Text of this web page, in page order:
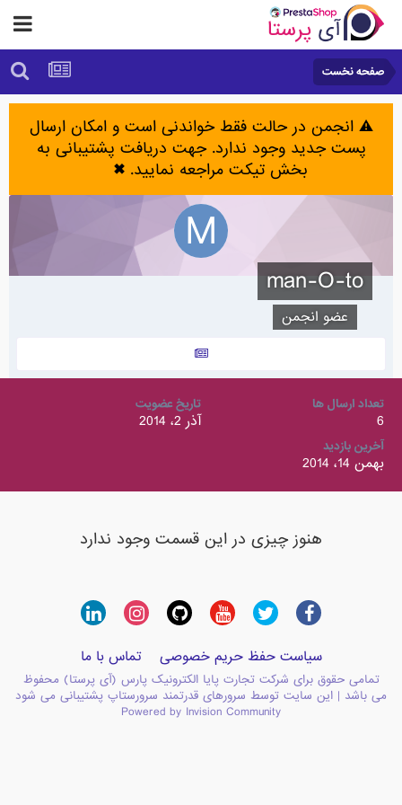
صفحه نخست
⚠️ انجمن در حالت فقط خواندنی است و امکان ارسال
پست جدید وجود ندارد. جهت دریافت پشتیبانی به
بخش تیکت مراجعه نمایید.✖
man-O-to
عضو انجمن
تعداد ارسال ها
6
تاریخ عضویت
آذر 2، 2014
آخرین بازدید
بهمن 14، 2014
هنوز چیزی در این قسمت وجود ندارد
سیاست حفظ حریم خصوصی تماس با ما
تمامی حقوق برای شرکت تجارت پایا الکترونیک پارس (آی پرستا) محفوظ
می باشد | این سایت توسط سرورهای قدرتمند سرورستاپ پشتیبانی می شود
Powered by Invision Community